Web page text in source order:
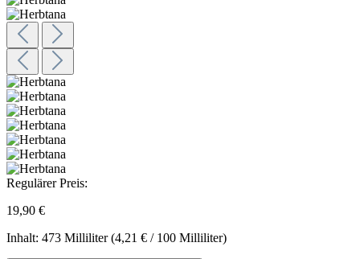
Regulärer Preis:
19,90 €
Inhalt: 473 Milliliter(4,21 € / 100 Milliliter)